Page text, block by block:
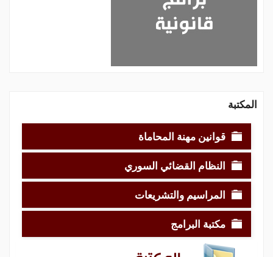
المكتبة
قوانين مهنة المحاماة
النظام القضائي السوري
المراسيم والتشريعات
مكتبة البرامج